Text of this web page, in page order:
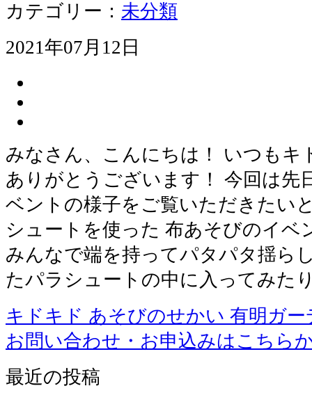
カテゴリー： 未分類
2021年07月12日
みなさん、こんにちは！ いつもキ
ありがとうございます！ 今回は先
ベントの様子をご覧いただきたい
シュートを使った 布あそびのイベ
みんなで端を持ってパタパタ揺ら
たパラシュートの中に入ってみ
キドキド あそびのせかい 有明ガー
お問い合わせ・お申込みはこちら
最近の投稿